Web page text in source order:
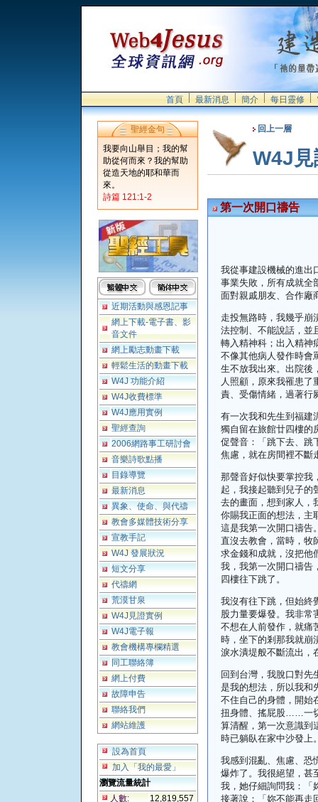
首頁 最新消息 簡介 每日靈修
聖經金句
我要向山舉目；我的幫
助從何而來？我的幫助
從造天地的耶和華而
來。
詩篇 121:1-2
近期活動與感恩記事
網上下載-電子書、影
音文件
網上勵志動畫下載
輕鬆生活的動畫下載
W4J 功能介紹
W4J收費標準
W4J應用實例
聖經查詢
2006網路事工研討會
音樂詩歌點播
目錄導覽
最新消息
異象、使命、與代禱
教會多媒體技術分享
宣教手記
W4J 發展狀況
短文分享
代禱網
荒漠甘泉
W4J見證實例
W4J電子報
教會機構專欄精選
同工聯絡簿
網上付費
故障申告
聯絡我們
網站維護
設為首頁
加入「我的最愛」
瀏覽流量統計
人數:
12,819,557
回上一層
W4J
第一次開口禱告
我從事建設機械的進出
事業失敗，所有成就全
面對親戚朋友、合作廠
走投無路時，我幾乎崩
法控制、不能說話，並
轉入精神科；出入精神
不像其他病人發作時會
生不放我出來。出院後
人照顧，原來我罹患了
責、受傷情緒，過著行
有一次我和先生到福建
獨自留在旅館廿四樓的
促聲音：「跳下去、跳
焦慮，就在房間裡不斷
那聲音好似快要掌控我
起，我接起聽到兒子的
去的畫面，想到家人，
你賜我正面的想法，主
這是我第一次開口禱告
直沒去教會，當時，牧
求金錢和成就，沒把他
我，我第一次開口禱告
四樓往下跳了。
我沒有往下跳，但始終
股力量要爆發。我非常
不想在人前發作，就痛
時，坐下的剎那我就崩
淚水潰堤般不斷流出，
回到台灣，我脫口對先
是我的想法，所以我和
不住自己的身體，開始
扭身體、搖屁股……一
算清醒，第一次意識到
時已躺臥在家中沙發上
我感到混亂、焦慮、恐
爆炸了。我很絕望，甚
我，她仔細詢問我：「
接著說：「妳不能再走